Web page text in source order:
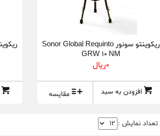
ریکوینتو سونور Sonor Global Requinto
GRW 10 NM
0ريال
افزودن به سبد مقایسه
تعداد نمایش :